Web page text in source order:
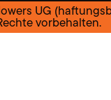
UG
vorbehalten.